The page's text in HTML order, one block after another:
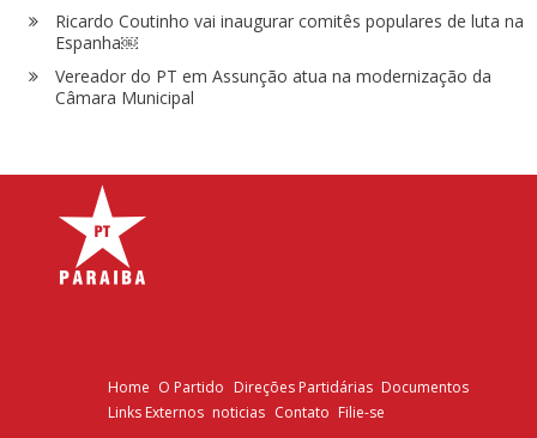
Ricardo Coutinho vai inaugurar comitês populares de luta na
Espanha￼
Vereador do PT em Assunção atua na modernização da
Câmara Municipal
Home O Partido Direções Partidárias Documentos
Links Externos noticias Contato Filie-se